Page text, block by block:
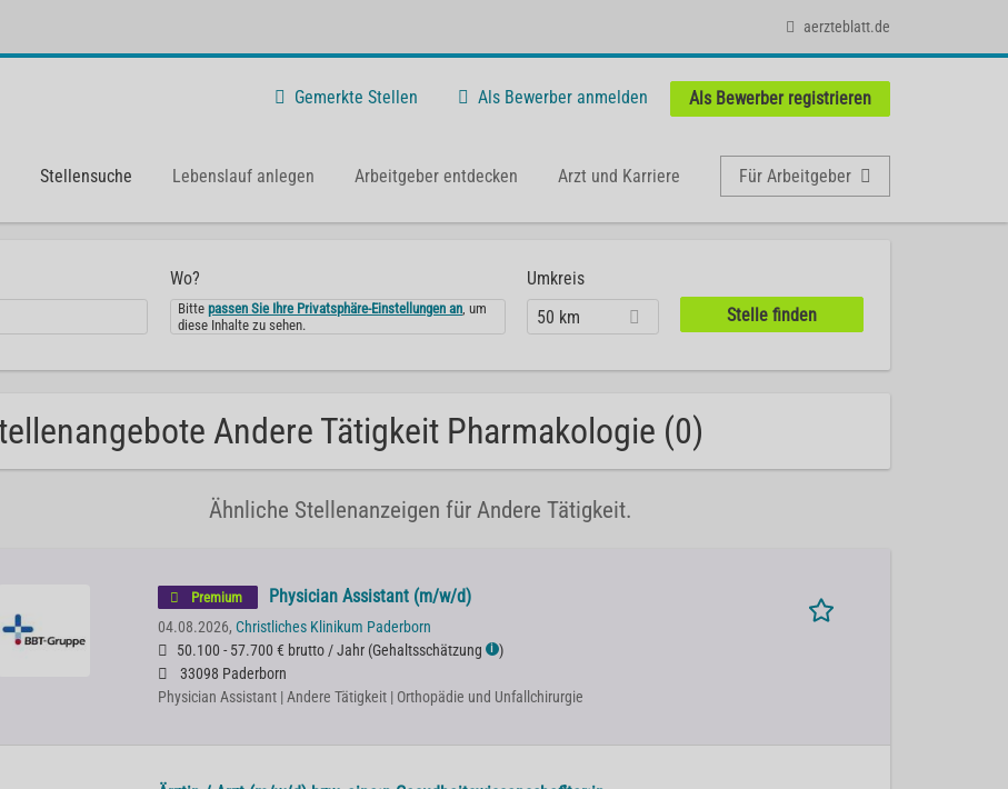
aerzteblatt.de
Gemerkte Stellen Als Bewerber anmelden Als Bewerber registrieren
Stellensuche Lebenslauf anlegen Arbeitgeber entdecken Arzt und Karriere Für Arbeitgeber
Wo?
Bittepassen Sie Ihre Privatsphäre-Einstellungen an, um
diese Inhalte zu sehen.
Umkreis
50 km
Andere Tätigkeit Pharmakologie (0)
Ähnliche Stellenanzeigen für Andere Tätigkeit.
Premium Physician Assistant (m/w/d)
04.08.2026, Christliches Klinikum Paderborn
50.100 - 57.700 € brutto / Jahr (Gehaltsschätzung ℹ )
33098 Paderborn
Physician Assistant | Andere Tätigkeit | Orthopädie und Unfallchirurgie